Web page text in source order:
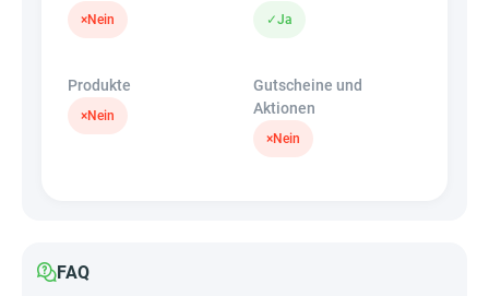
×Nein ✓Ja
Produkte
×Nein
Gutscheine und
Aktionen
×Nein
FAQ